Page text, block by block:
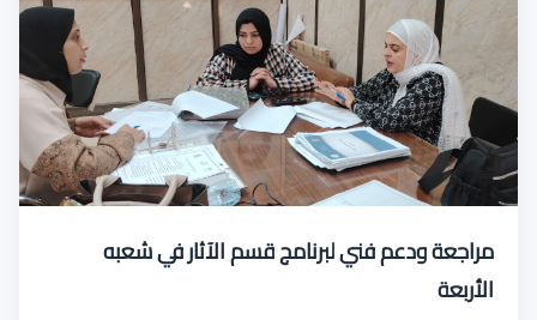
مراجعة ودعم فني لبرنامج قسم الآثار في شعبه
الأربعة